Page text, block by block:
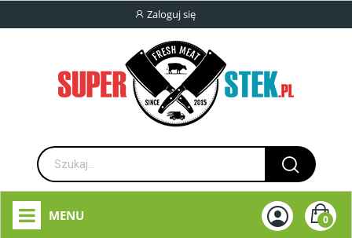
Zaloguj się
0
MENU